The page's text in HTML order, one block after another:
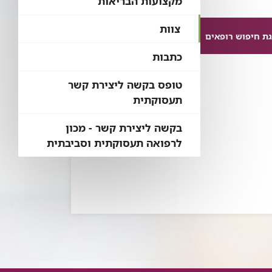
צוות
כתבות
טופס בקשה ליצירת קשר
תעסוקתית
בקשה ליצירת קשר - מכון
לרפואה תעסוקתית וסביבתית
חיפוש רופאים